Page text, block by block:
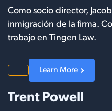
Como socio director,
inmigración de la firma.
trabajo en Tingen Law.
Learn More
Trent Powell